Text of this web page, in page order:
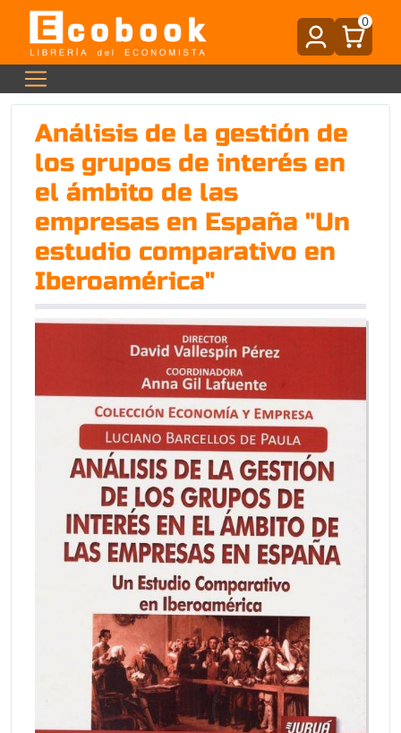
0
Análisis de la gestión de
los grupos de interés en
el ámbito de las
empresas en España "Un
estudio comparativo en
Iberoamérica"